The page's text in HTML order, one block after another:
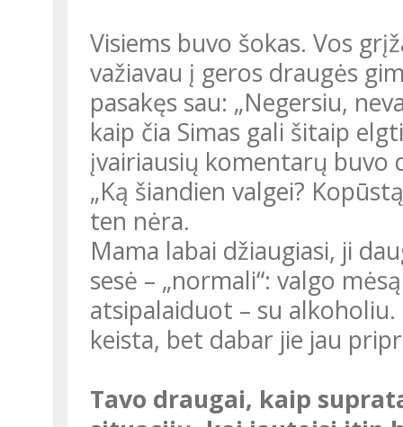
Visiems buvo šokas. Vos grįžau iš tos stovyklos ir tą pat dieną
važiavau į geros draugės
pasakęs sau: „Negersiu,
kaip čia Simas gali šitaip
įvairiausių komentarų buvo
„Ką šiandien valgei?
ten nėra.
Mama labai džiaugiasi, ji daug metų domisi ir gyvena sveikai. O
sesė – „normali“: valgo
atsipalaiduot – su
keista, bet dabar jie jau
Tavo draugai, kaip supratau, nepalaikė… Turėjo būti daug